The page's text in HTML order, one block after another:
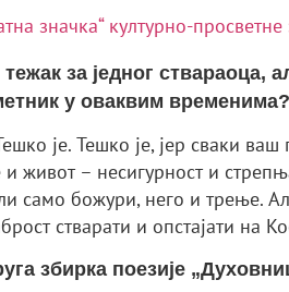
значка“ културно-просветне
за једног
у оваквим временима?
је. Тешко је, јер сваки ваш
и живот – несигурност и
само божури, него и трење.
стварати и опстајати на
збирка поезије